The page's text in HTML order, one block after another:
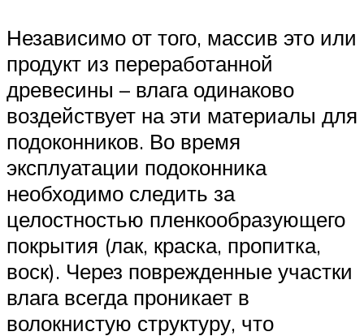
Независимо от того, массив это или
продукт из переработанной
древесины – влага одинаково
воздействует на эти материалы для
подоконников. Во время
эксплуатации подоконника
необходимо следить за
целостностью пленкообразующего
покрытия (лак, краска, пропитка,
воск). Через поврежденные участки
влага всегда проникает в
волокнистую структуру, что